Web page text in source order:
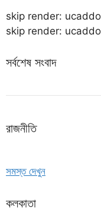
skip render:
skip render:
সর্বশেষ সংবাদ
রাজনীতি
সমস্ত দেখুন
কলকাতা